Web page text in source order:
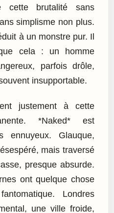
cette brutalité sans
simplisme non plus.
à un monstre pur. Il
cela : un homme
parfois drôle,
insupportable.
justement à cette
*Naked* est
ennuyeux. Glauque,
mais traversé
presque absurde.
ont quelque chose
Londres
une ville froide,